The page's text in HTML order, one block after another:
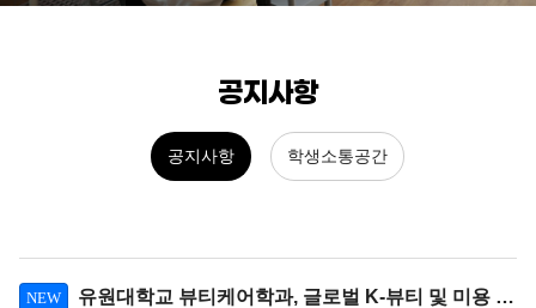
공지사항
공지사항
NEW
유원대학교 뷰티케어학과, 글로벌 K-뷰티 및 미용 교
학생소통공간